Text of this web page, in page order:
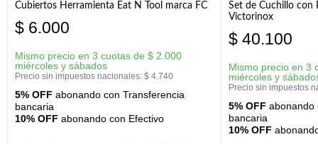
Cubiertos Herramienta Eat N Tool marca FC
$ 6.000
Mismo precio en 3 cuotas de $ 2.000
miércoles y sábados
Precio sin impuestos nacionales: $ 4.740
5% OFF abonando con Transferencia
bancaria
10% OFF abonando con Efectivo
Set de Cuchillo con
Victorinox
$ 40.100
Mismo precio en 3
miércoles y
Precio sin impuestos
5% OFF abonando
bancaria
10% OFF